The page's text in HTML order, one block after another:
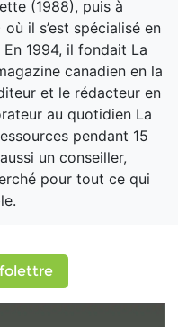
(1988), puis à
il s’est spécialisé en
1994, il fondait La
canadien en la
et le rédacteur en
au quotidien La
pendant 15
un conseiller,
pour tout ce qui